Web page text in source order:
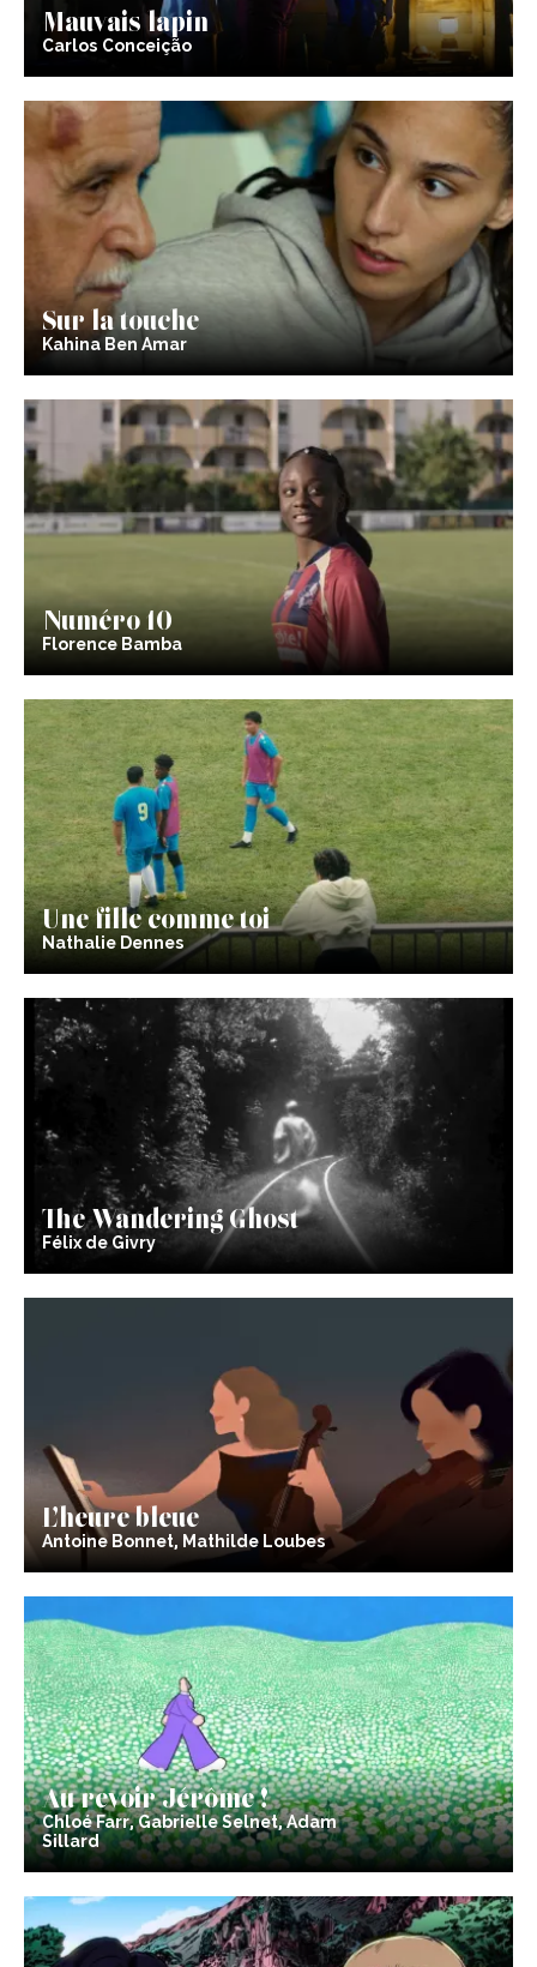
Mauvais lapin
Carlos Conceição
Sur la touche
Kahina Ben Amar
Numéro 10
Florence Bamba
Une fille comme toi
Nathalie Dennes
The Wandering Ghost
Félix de Givry
L’heure bleue
Antoine Bonnet, Mathilde Loubes
Au revoir Jérôme !
Chloé Farr, Gabrielle Selnet, Adam
Sillard